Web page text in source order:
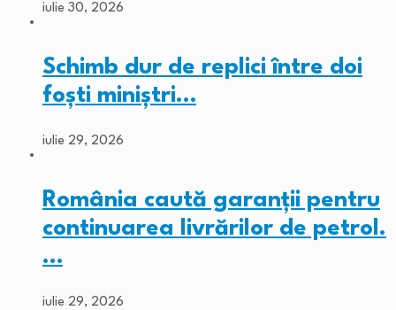
iulie 30, 2026
Schimb dur de replici între doi
foști miniștri…
iulie 29, 2026
România caută garanții pentru
continuarea livrărilor de petrol.
…
iulie 29, 2026